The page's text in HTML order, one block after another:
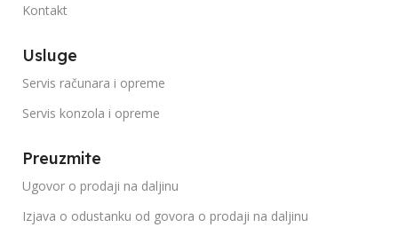
Kontakt
Usluge
Servis računara i opreme
Servis konzola i opreme
Preuzmite
Ugovor o prodaji na daljinu
Izjava o odustanku od govora o prodaji na daljinu